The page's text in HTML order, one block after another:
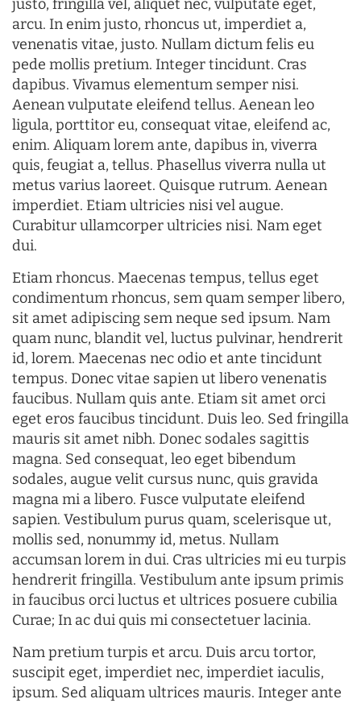
justo, fringilla vel, aliquet nec, vulputate eget,
arcu. In enim justo, rhoncus ut, imperdiet a,
venenatis vitae, justo. Nullam dictum felis eu
pede mollis pretium. Integer tincidunt. Cras
dapibus. Vivamus elementum semper nisi.
Aenean vulputate eleifend tellus. Aenean leo
ligula, porttitor eu, consequat vitae, eleifend ac,
enim. Aliquam lorem ante, dapibus in, viverra
quis, feugiat a, tellus. Phasellus viverra nulla ut
metus varius laoreet. Quisque rutrum. Aenean
imperdiet. Etiam ultricies nisi vel augue.
Curabitur ullamcorper ultricies nisi. Nam eget
dui.
Etiam rhoncus. Maecenas tempus, tellus eget
condimentum rhoncus, sem quam semper libero,
sit amet adipiscing sem neque sed ipsum. Nam
quam nunc, blandit vel, luctus pulvinar, hendrerit
id, lorem. Maecenas nec odio et ante tincidunt
tempus. Donec vitae sapien ut libero venenatis
faucibus. Nullam quis ante. Etiam sit amet orci
eget eros faucibus tincidunt. Duis leo. Sed fringilla
mauris sit amet nibh. Donec sodales sagittis
magna. Sed consequat, leo eget bibendum
sodales, augue velit cursus nunc, quis gravida
magna mi a libero. Fusce vulputate eleifend
sapien. Vestibulum purus quam, scelerisque ut,
mollis sed, nonummy id, metus. Nullam
accumsan lorem in dui. Cras ultricies mi eu turpis
hendrerit fringilla. Vestibulum ante ipsum primis
in faucibus orci luctus et ultrices posuere cubilia
Curae; In ac dui quis mi consectetuer lacinia.
Nam pretium turpis et arcu. Duis arcu tortor,
suscipit eget, imperdiet nec, imperdiet iaculis,
ipsum. Sed aliquam ultrices mauris. Integer ante